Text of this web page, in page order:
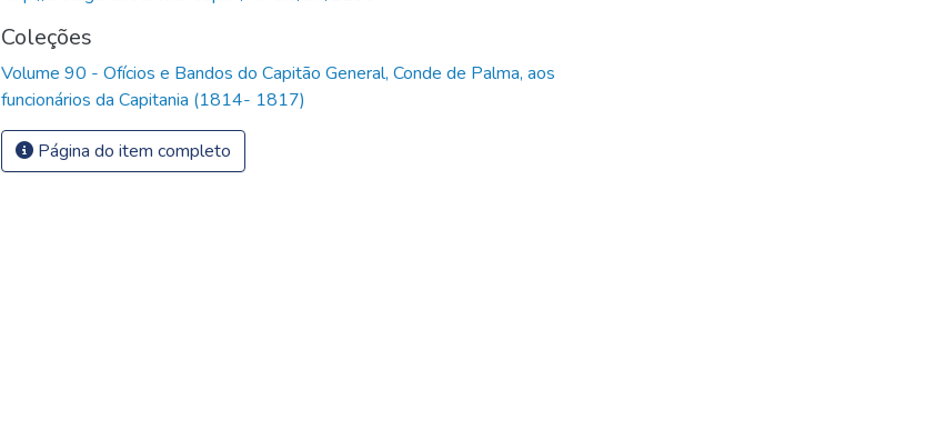
Coleções
Volume 90 - Ofícios e Bandos do Capitão General, Conde de Palma, aos
funcionários da Capitania (1814- 1817)
Página do item completo